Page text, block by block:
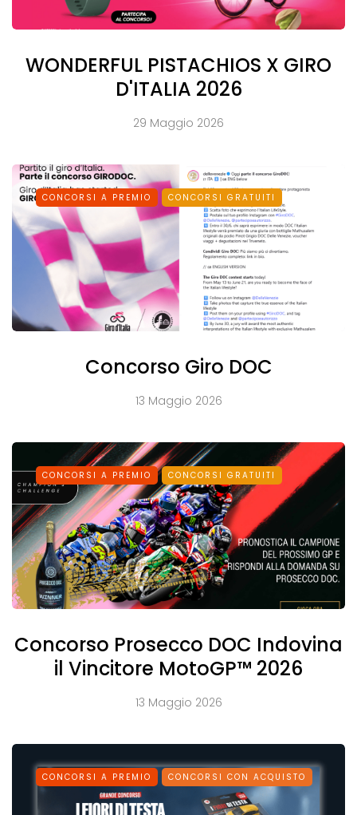
WONDERFUL PISTACHIOS X GIRO
D'ITALIA 2026
29 Maggio 2026
CONCORSI A PREMIO CONCORSI GRATUITI
Concorso Giro DOC
13 Maggio 2026
CONCORSI A PREMIO CONCORSI GRATUITI
Concorso Prosecco DOC Indovina
il Vincitore MotoGP™ 2026
13 Maggio 2026
CONCORSI A PREMIO CONCORSI CON ACQUISTO